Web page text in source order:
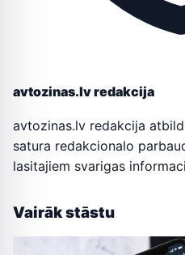
avtozinas.lv redakcija
avtozinas.lv redakcija
satura redakcionalo
lasitajiem svarigas
Vairāk stāstu